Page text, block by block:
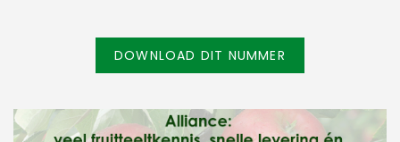
DOWNLOAD DIT NUMMER